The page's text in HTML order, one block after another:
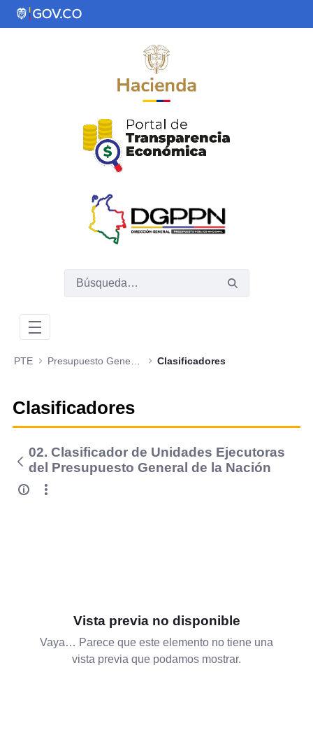
Saltar al contenido principal
PTE Clasificadores
Clasificadores
02. Clasificador de Unidades Ejecutoras
del Presupuesto General de la Nación
Vista previa no disponible
Vaya… Parece que este elemento no tiene una
vista previa que podamos mostrar.